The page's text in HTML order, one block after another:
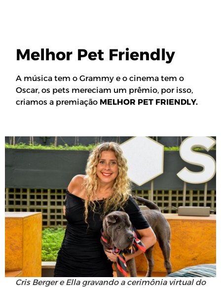
Melhor Pet Friendly
A música tem o Grammy e o cinema tem o
Oscar, os pets mereciam um prêmio, por isso,
criamos a premiação MELHOR PET FRIENDLY.
Cris Berger e Ella gravando a cerimônia virtual do